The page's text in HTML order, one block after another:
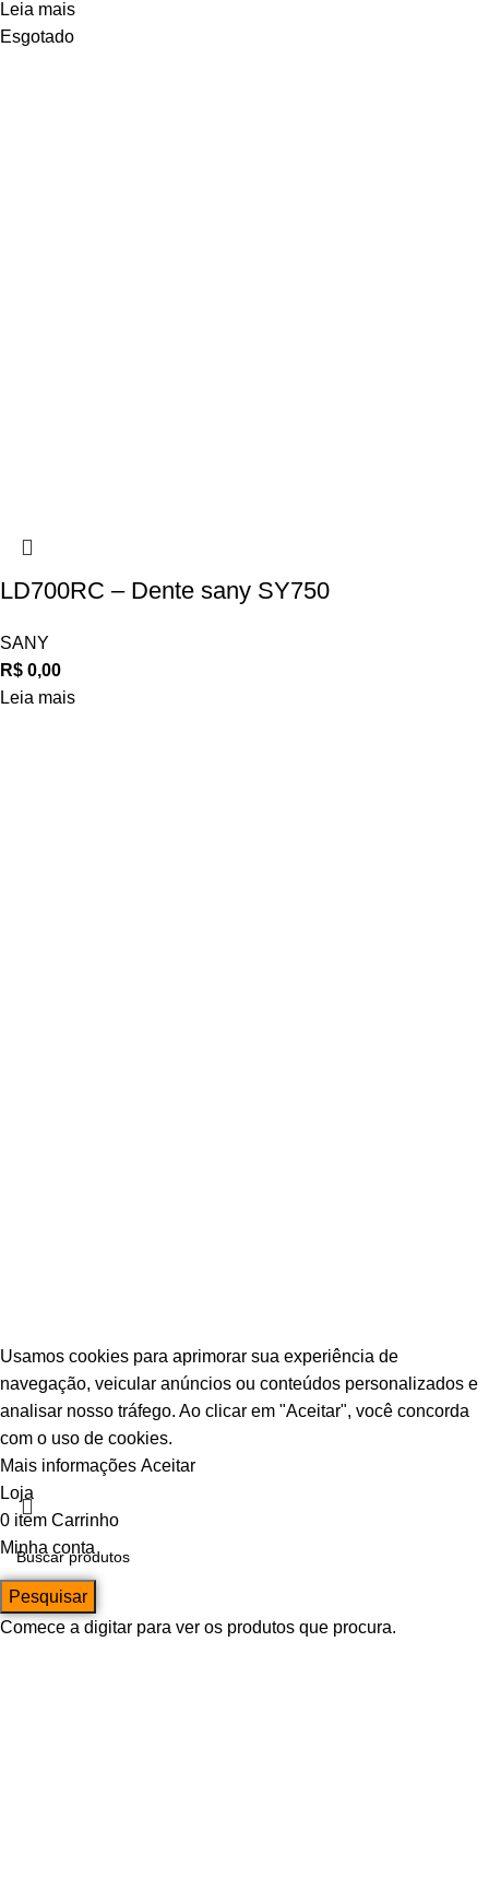
Leia mais
Esgotado
LD700RC – Dente sany SY750
SANY
R$ 0,00
Leia mais
Usamos cookies para aprimorar sua experiência de
navegação, veicular anúncios ou conteúdos personalizados e
analisar nosso tráfego. Ao clicar em "Aceitar", você concorda
com o uso de cookies.
Mais informações Aceitar
Pesquisar
Comece a digitar para ver os produtos que procura.
Loja
0 item Carrinho
Minha conta